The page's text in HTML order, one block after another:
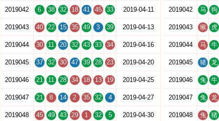
2019042 6 38 32 18 41 45 33 2019-04-11
2019043 40 22 15 35 49 3 39 2019-04-13
2019044 30 11 20 32 43 33 34 2019-04-16
2019045 37 32 30 47 39 28 23 2019-04-20
2019046 21 11 28 34 18 13 19 2019-04-25
2019047 21 8 14 2 35 32 4 2019-04-27
2019048 45 49 43 29 1 32 5 2019-04-30
2019042 马 狗
2019043 猴 虎
2019044 马 牛
2019045 猪 龙
2019046 兔 牛
2019047 兔 龙
2019048 兔 猪